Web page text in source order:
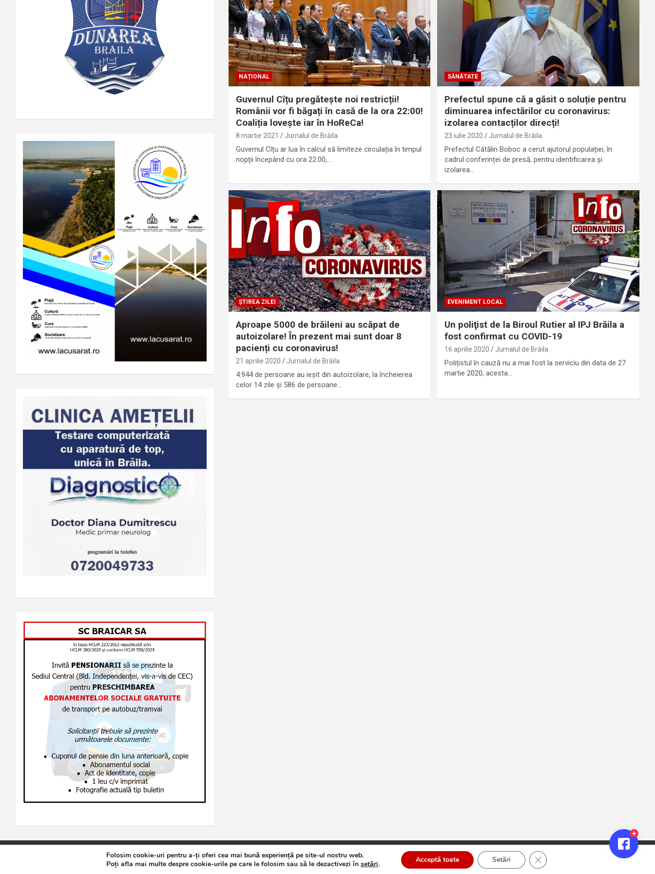
NAȚIONAL
Guvernul Cîțu pregătește noi restricții!
Românii vor fi băgați în casă de la ora 22:00!
Coaliția lovește iar în HoReCa!
8 martie 2021 Jurnalul de Brăila
Guvernul Cîțu ar lua în calcul să limiteze circulația în timpul
nopții începând cu ora 22:00,…
SĂNĂTATE
Prefectul spune că a găsit o soluție pentru
diminuarea infectărilor cu coronavirus:
izolarea contacților direcți!
23 iulie 2020 Jurnalul de Brăila
Prefectul Cătălin Boboc a cerut ajutorul populației, în
cadrul conferinței de presă, pentru identificarea și
izolarea…
ȘTIREA ZILEI
Aproape 5000 de brăileni au scăpat de
autoizolare! În prezent mai sunt doar 8
pacienți cu coronavirus!
21 aprilie 2020 Jurnalul de Brăila
4.944 de persoane au ieșit din autoizolare, la încheierea
celor 14 zile și 586 de persoane…
EVENIMENT LOCAL
Un poliţist de la Biroul Rutier al IPJ Brăila a
fost confirmat cu COVID-19
16 aprilie 2020 Jurnalul de Brăila
Polițistul în cauză nu a mai fost la serviciu din data de 27
martie 2020, acesta…
Jurnalul de Brăila Politică de confidențialitate Theme by:Theme Horse Proudly Powered by: WordPress
Folosim cookie-uri pentru a-ți oferi cea mai bună experiență pe site-ul nostru web.
Poți afla mai multe despre cookie-urile pe care le folosim sau să le dezactivezi în setări. Acceptă toate Setări Close GDPR Cookie Banner